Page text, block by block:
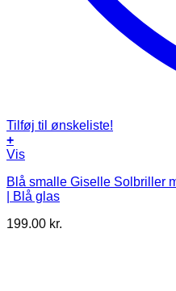
Tilføj til ønskeliste!
+
Vis
Blå smalle Giselle Solbriller
| Blå glas
199.00 kr.